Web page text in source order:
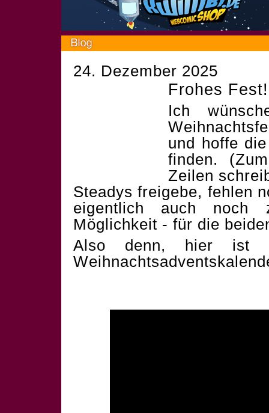
24. Dezember 2025
Frohes Fest!
Ich
und hoffe
finden.
Zeilen
Steadys freigebe, fehlen
eigentlich auch noch
Möglichkeit - für die
Also denn, hier ist